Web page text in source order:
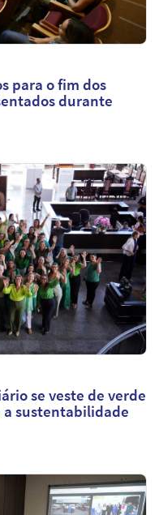
para o fim dos
durante
se veste de verde
a sustentabilidade